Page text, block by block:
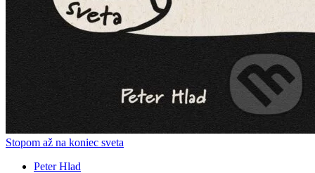
Stopom až na koniec sveta
Peter Hlad